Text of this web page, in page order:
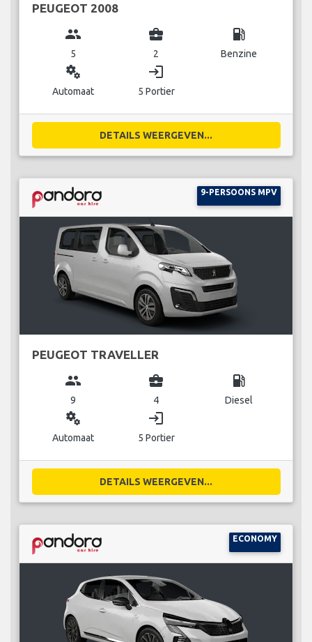
PEUGEOT 2008
group
5
business_center
2
local_gas_station
Benzine
miscellaneous_services
Automaat
login
5 Portier
DETAILS WEERGEVEN...
9-PERSOONS MPV
PEUGEOT TRAVELLER
group
9
business_center
4
local_gas_station
Diesel
miscellaneous_services
Automaat
login
5 Portier
DETAILS WEERGEVEN...
ECONOMY